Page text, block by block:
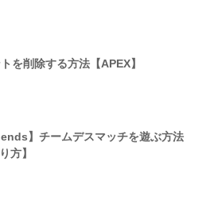
を削除する方法【APEX】
】チームデスマッチを遊ぶ方法
方】